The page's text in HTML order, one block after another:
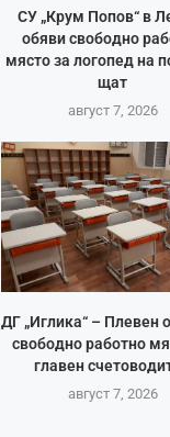
СУ „Крум Попов“ в
обяви свободно
място за логопед на
щат
август 7, 2026
ДГ „Иглика“ – Плевен
свободно работно
главен
август 7, 2026